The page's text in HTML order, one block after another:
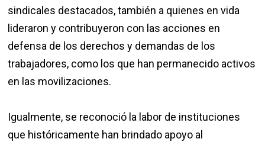
sindicales destacados, también a quienes en vida
lideraron y contribuyeron con las acciones en
defensa de los derechos y demandas de los
trabajadores, como los que han permanecido activos
en las movilizaciones.
Igualmente, se reconoció la labor de instituciones
que históricamente han brindado apoyo al